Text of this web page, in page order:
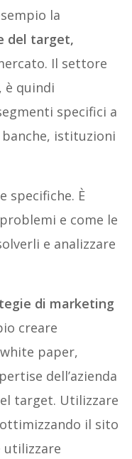
la
del target,
Il settore
quindi
specifici a
istituzioni
specifiche. È
e come le
e analizzare
di marketing
creare
paper,
dell’azienda
target. Utilizzare
ottimizzando il sito
utilizzare